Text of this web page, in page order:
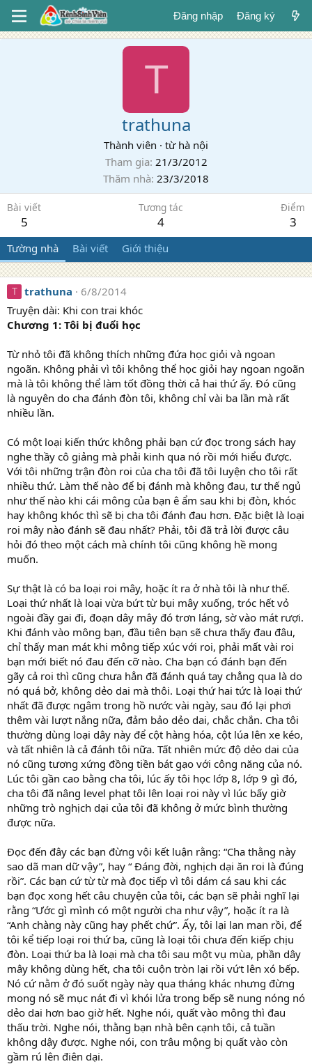
Đăng nhập Đăng ký
T
trathuna
Thành viên · từ hà nội
Tham gia 21/3/2012
Thăm nhà 23/3/2018
Bài viết
5
Tương tác
4
Điểm
3
Tường nhà Bài viết Giới thiệu
T trathuna
6/8/2014
Truyện dài: Khi con trai khóc
Chương 1: Tôi bị đuổi học
Từ nhỏ tôi đã không thích những đứa học giỏi và ngoan
ngoãn. Không phải vì tôi không thể học giỏi hay ngoan ngoãn
mà là tôi không thể làm tốt đồng thời cả hai thứ ấy. Đó cũng
là nguyên do cha đánh đòn tôi, không chỉ vài ba lần mà rất
nhiều lần.
Có một loại kiến thức không phải bạn cứ đọc trong sách hay
nghe thầy cô giảng mà phải kinh qua nó rồi mới hiểu được.
Với tôi những trận đòn roi của cha tôi đã tôi luyện cho tôi rất
nhiều thứ. Làm thế nào để bị đánh mà không đau, tư thế ngủ
như thế nào khi cái mông của bạn ê ẩm sau khi bị đòn, khóc
hay không khóc thì sẽ bị cha tôi đánh đau hơn. Đặc biệt là loại
roi mây nào đánh sẽ đau nhất? Phải, tôi đã trả lời được câu
hỏi đó theo một cách mà chính tôi cũng không hề mong
muốn.
Sự thật là có ba loại roi mây, hoặc ít ra ở nhà tôi là như thế.
Loại thứ nhất là loại vừa bứt từ bụi mây xuống, tróc hết vỏ
ngoài đầy gai đi, đoạn dây mây đó trơn láng, sờ vào mát rượi.
Khi đánh vào mông bạn, đầu tiên bạn sẽ chưa thấy đau đâu,
chỉ thấy man mát khi mông tiếp xúc với roi, phải mất vài roi
bạn mới biết nó đau đến cỡ nào. Cha bạn có đánh bạn đến
gãy cả roi thì cũng chưa hẳn đã đánh quá tay chẳng qua là do
nó quá bở, không dẻo dai mà thôi. Loại thứ hai tức là loại thứ
nhất đã được ngâm trong hồ nước vài ngày, sau đó lại phơi
thêm vài lượt nắng nữa, đảm bảo dẻo dai, chắc chắn. Cha tôi
thường dùng loại dây này để cột hàng hóa, cột lúa lên xe kéo,
và tất nhiên là cả đánh tôi nữa. Tất nhiên mức độ dẻo dai của
nó cũng tương xứng đồng tiền bát gạo với công năng của nó.
Lúc tôi gần cao bằng cha tôi, lúc ấy tôi học lớp 8, lớp 9 gì đó,
cha tôi đã nâng level phạt tôi lên loại roi này vì lúc bấy giờ
những trò nghịch dại của tôi đã không ở mức bình thường
được nữa.
Đọc đến đây các bạn đừng vội kết luận rằng: “Cha thằng này
sao dã man dữ vậy”, hay “ Đáng đời, nghịch dại ăn roi là đúng
rồi”. Các bạn cứ từ từ mà đọc tiếp vì tôi dám cá sau khi các
bạn đọc xong hết câu chuyện của tôi, các bạn sẽ phải nghĩ lại
rằng “Ước gì mình có một người cha như vậy”, hoặc ít ra là
“Anh chàng này cũng hay phết chứ”. Ấy, tôi lại lan man rồi, để
tôi kể tiếp loại roi thứ ba, cũng là loại tôi chưa đến kiếp chịu
đòn. Loại thứ ba là loại mà cha tôi sau một vụ mùa, phần dây
mây không dùng hết, cha tôi cuộn tròn lại rồi vứt lên xó bếp.
Nó cứ nằm ở đó suốt ngày này qua tháng khác nhưng đừng
mong nó sẽ mục nát đi vì khói lửa trong bếp sẽ nung nóng nó
dẻo dai hơn bao giờ hết. Nghe nói, quất vào mông thì đau
thấu trời. Nghe nói, thằng bạn nhà bên cạnh tôi, cả tuần
không dậy được. Nghe nói, con trâu mộng bị quất vào còn
gầm rú lên điên dại.